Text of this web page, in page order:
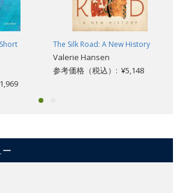
The Silk Road: A New History
Valerie Hansen
参考価格（税込）: ¥5,148